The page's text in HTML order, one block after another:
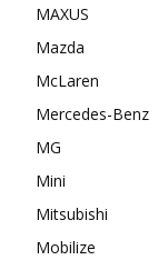
MAXUS
Mazda
McLaren
Mercedes-Benz
MG
Mini
Mitsubishi
Mobilize